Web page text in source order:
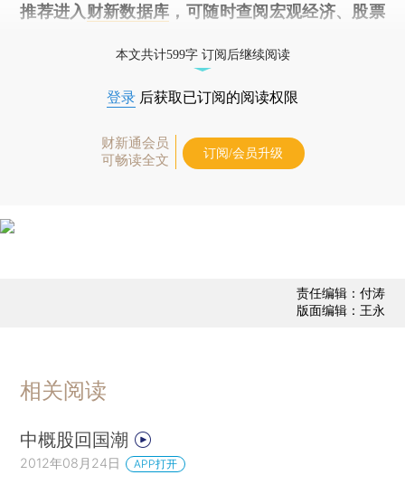
推荐进入 财新数据库 ，可随时查阅宏观经济、股票
本文共计599字 订阅后继续阅读
登录 后获取已订阅的阅读权限
财新通会员
可畅读全文
订阅/会员升级
责任编辑：付涛
版面编辑：王永
相关阅读
中概股回国潮
2012年08月24日 APP打开